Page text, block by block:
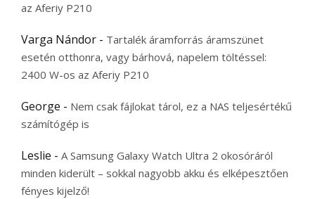
az Aferiy P210
Varga Nándor - Tartalék áramforrás áramszünet
esetén otthonra, vagy bárhová, napelem töltéssel:
2400 W-os az Aferiy P210
George - Nem csak fájlokat tárol, ez a NAS teljesértékű
számítógép is
Leslie - A Samsung Galaxy Watch Ultra 2 okosóráról
minden kiderült – sokkal nagyobb akku és elképesztően
fényes kijelző!